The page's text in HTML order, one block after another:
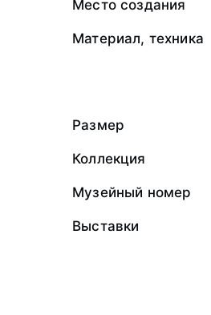
Место создания
Материал, техника
Размер
Коллекция
Музейный номер
Выставки